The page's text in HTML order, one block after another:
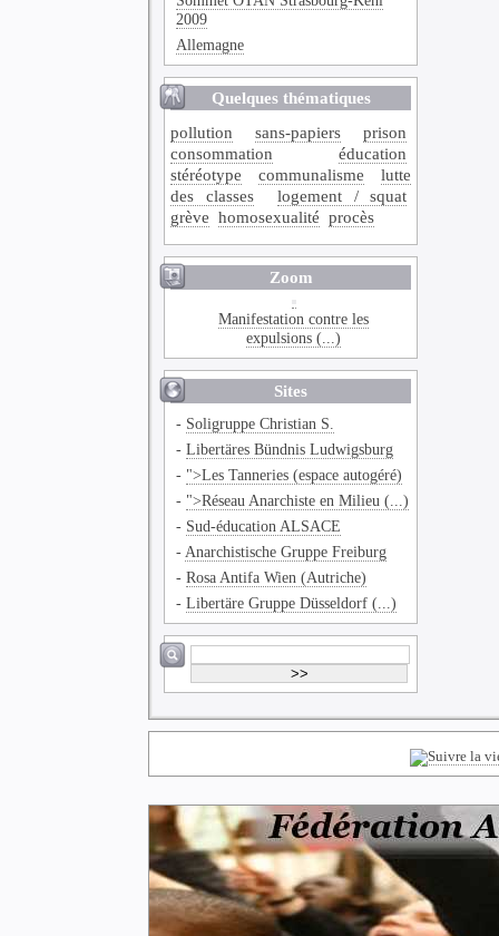
2009
Allemagne
Quelques thématiques
pollution
sans-papiers
prison
consommation
éducation
stéréotype
communalisme
lutte
des classes
logement / squat
grève homosexualité procès
Zoom
Manifestation contre les
expulsions (...)
Sites
- Soligruppe Christian S.
-Libertäres Bündnis Ludwigsburg
- ">Les Tanneries (espace autogéré)
- ">Réseau Anarchiste en Milieu (...)
- Sud-éducation ALSACE
- Anarchistische Gruppe Freiburg
-Rosa Antifa Wien (Autriche)
-Libertäre Gruppe Düsseldorf (...)